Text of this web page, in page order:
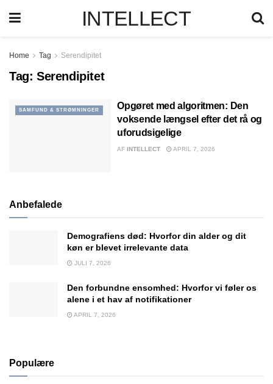
INTELLECT
Home Tag Serendipitet
Tag: Serendipitet
SAMFUND & STRØMNINGER
Opgøret med algoritmen: Den
voksende længsel efter det rå og
uforudsigelige
AF INTELLECT APRIL 7, 2026
Anbefalede
Demografiens død: Hvorfor din alder og dit
køn er blevet irrelevante data
JULI 7, 2026
Den forbundne ensomhed: Hvorfor vi føler os
alene i et hav af notifikationer
APRIL 7, 2026
Populære